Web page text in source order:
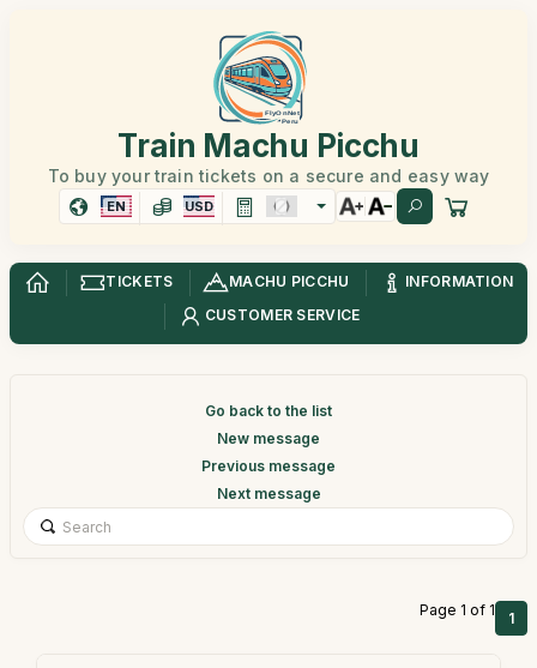
Train Machu Picchu
To buy your train tickets on a secure and easy way
EN USD
TICKETS MACHU PICCHU
INFORMATION
CUSTOMER SERVICE
Go back to the list
New message
Previous message
Next message
Page 1 of 1 1